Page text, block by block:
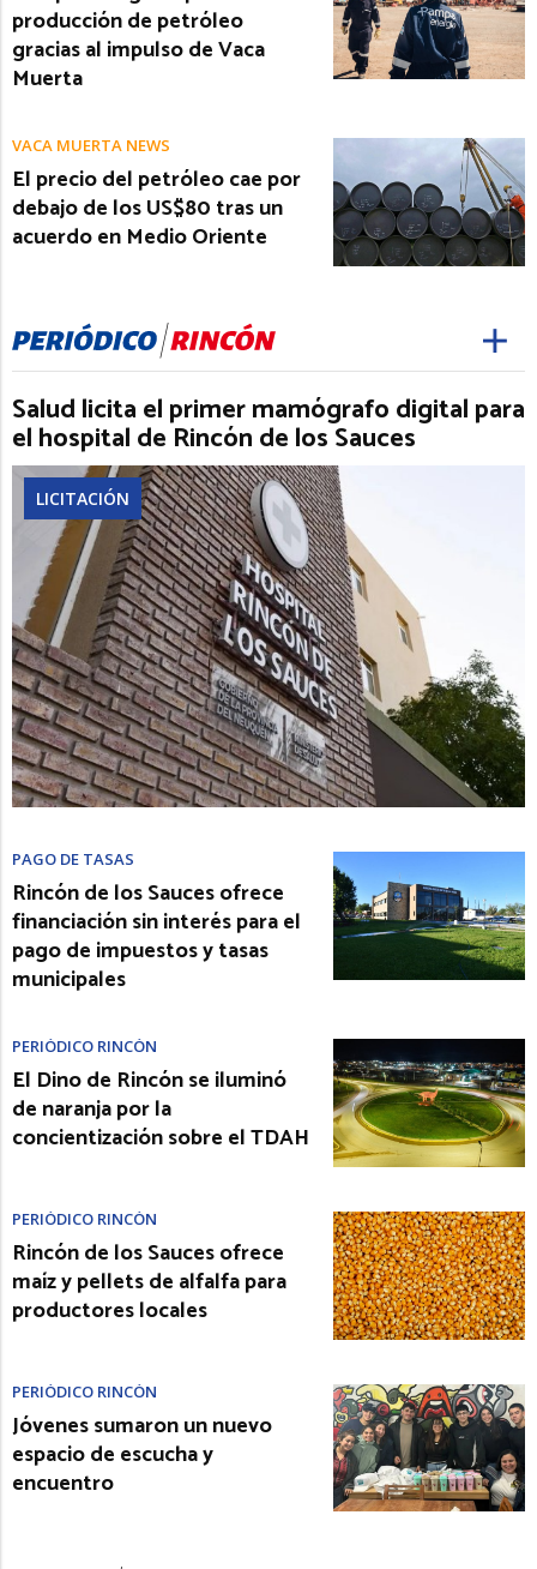
producción de petróleo
gracias al impulso de Vaca
Muerta
VACA MUERTA NEWS
El precio del petróleo cae por
debajo de los US$80 tras un
acuerdo en Medio Oriente
Salud licita el primer mamógrafo digital para
el hospital de Rincón de los Sauces
LICITACIÓN
PAGO DE TASAS
Rincón de los Sauces ofrece
financiación sin interés para el
pago de impuestos y tasas
municipales
PERIÓDICO RINCÓN
El Dino de Rincón se iluminó
de naranja por la
concientización sobre el TDAH
PERIÓDICO RINCÓN
Rincón de los Sauces ofrece
maíz y pellets de alfalfa para
productores locales
PERIÓDICO RINCÓN
Jóvenes sumaron un nuevo
espacio de escucha y
encuentro